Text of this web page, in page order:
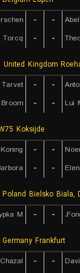
- -
Torcq
- -
Kingdom
- -
- - Lui
Koksijde
- -
- -
Bielsko Biala,
M.
- -
Frankfurt
- -